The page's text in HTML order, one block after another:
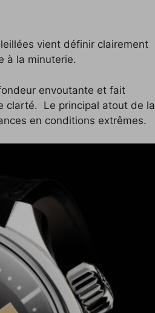
vient définir clairement
à la minuterie.
envoutante et fait
clarté. Le principal atout de la
en conditions extrêmes.